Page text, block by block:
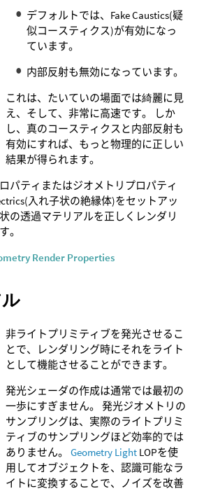
デフォルトでは、Fake Caustics(疑
似コースティクス)が有効になっ
ています。
内部反射も無効になっています。
これは、たいていの場面では綺麗に見
え、そして、非常に高速です。 しか
し、真のコースティクスと内部反射も
有効にすれば、もっと物理的に正しい
結果が得られます。
パティまたはジオメトリプロパティ
入れ子状の絶縁体)をセットアッ
の透過マテリアルを正しくレンダリ
。
Render Properties
非ライトプリミティブを発光させるこ
とで、レンダリング時にそれをライト
として機能させることができます。
発光シェーダの作成は通常では最初の
一歩にすぎません。 発光ジオメトリの
サンプリングは、実際のライトプリミ
ティブのサンプリングほど効率的では
ありません。Geometry Light LOPを使
用してオブジェクトを、認識可能なラ
イトに変換することで、ノイズを改善